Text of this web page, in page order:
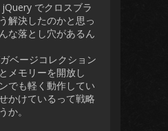
でクロスブラ
解決したのかと思っ
な落とし穴があるん
ベージコレクション
メモリーを開放し
でも軽く動作してい
かけているって戦略
か。